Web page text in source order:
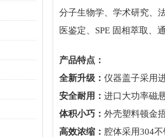
分子生物学、学术研究、
医鉴定、SPE 固相萃取、
产品特点：
全新升级： 仪器盖子采用
安全耐用： 进口大功率磁
体积小巧： 外壳塑料顿金
高效浓缩： 腔体采用304